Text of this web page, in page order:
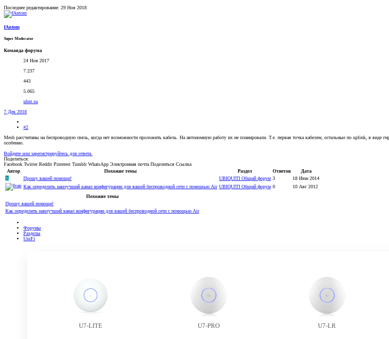
Последнее редактирование: 29 Ноя 2018
fAntom
Super Moderator
Команда форума
24 Ноя 2017
7.237
443
5.065
ubnt.su
7 Дек 2018
#2
Mesh рассчитаны на беспроводную связь, когда нет возможности проложить кабель. На автономную работу их не планировали. Т.е. первая точка кабелем, остальные по uplink, в
особенно.
Войдите или зарегистрируйтесь для ответа.
Поделиться:
Facebook Twitter Reddit Pinterest Tumblr WhatsApp Электронная почта Поделиться Ссылка
Автор
Похожие темы Раздел Ответов
Дата
N
Прошу вашей помощи! UBIQUITI Общий форум 3
18 Июн 2014
Как определить наилучший канал конфигурации для вашей беспроводной сети с помощью Air UBIQUITI Общий форум 0
10 Авг 2012
Похожие темы
Прошу вашей помощи!
Как определить наилучший канал конфигурации для вашей беспроводной сети с помощью Air
Форумы
Разделы
UniFi
U7-LITE U7-PRO U7-LR